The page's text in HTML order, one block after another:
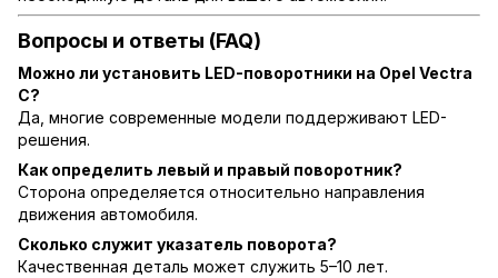
Вопросы и ответы (FAQ)
Можно ли установить LED-поворотники на Opel Vectra
C?
Да, многие современные модели поддерживают LED-
решения.
Как определить левый и правый поворотник?
Сторона определяется относительно направления
движения автомобиля.
Сколько служит указатель поворота?
Качественная деталь может служить 5–10 лет.